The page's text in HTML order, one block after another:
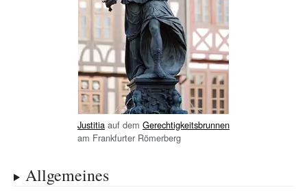
Justitia auf dem Gerechtigkeitsbrunnen
am Frankfurter Römerberg
Allgemeines